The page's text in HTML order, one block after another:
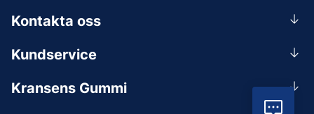
Kundservice
Kransens Gummi
Kontakta oss
0156-409 00
Mån-Tors 07.30-16:30, Fre 07.30-15.00.
Lunchstängt 12:00-12:30